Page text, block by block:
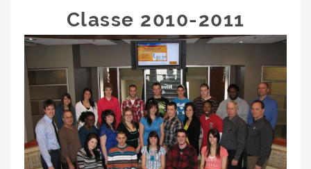
Classe 2010-2011